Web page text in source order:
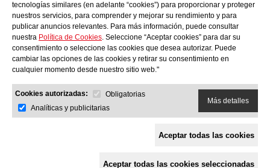
TEL: +34 972 21 30 04
EMAIL: despiral@despiral.com
SÍGUENOS EN
Instagram
Financiado por la Unión Europea -
NextGeneration EU
tecnologías similares (en adelante “cookies”) para proporcionar y proteger
nuestros servicios, para comprender y mejorar su rendimiento y para
publicar anuncios relevantes. Para más información, puede consultar
nuestra Política de Cookies. Seleccione “Aceptar cookies” para dar su
consentimiento o seleccione las cookies que desea autorizar. Puede
cambiar las opciones de las cookies y retirar su consentimiento en
cualquier momento desde nuestro sitio web."
Cookies autorizadas:
Obligatorias
Analíticas y publicitarias
Más detalles
Aceptar todas las cookies
Aceptar todas las cookies seleccionadas